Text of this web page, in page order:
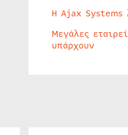
Η Ajax Systems
Μεγάλες
υπάρχουν